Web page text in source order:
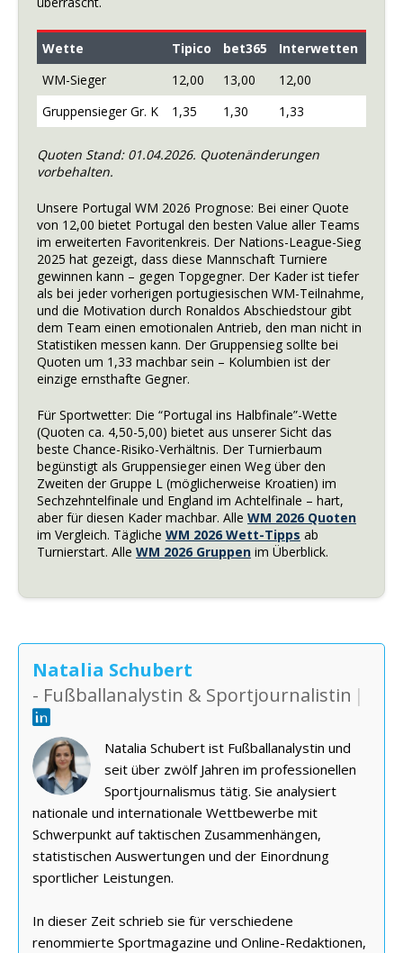
Wette Tipico bet365
Interwetten
WM-Sieger
12,00 13,00
12,00
Gruppensieger Gr. K
1,35 1,30 1,33
Quoten Stand: 01.04.2026. Quotenänderungen
vorbehalten.
Unsere Portugal WM 2026 Prognose: Bei einer Quote
von 12,00 bietet Portugal den besten Value aller Teams
im erweiterten Favoritenkreis. Der Nations-League-Sieg
2025 hat gezeigt, dass diese Mannschaft Turniere
gewinnen kann – gegen Topgegner. Der Kader ist tiefer
als bei jeder vorherigen portugiesischen WM-Teilnahme,
und die Motivation durch Ronaldos Abschiedstour gibt
dem Team einen emotionalen Antrieb, den man nicht in
Statistiken messen kann. Der Gruppensieg sollte bei
Quoten um 1,33 machbar sein – Kolumbien ist der
einzige ernsthafte Gegner.
Für Sportwetter: Die “Portugal ins Halbfinale”-Wette
(Quoten ca. 4,50-5,00) bietet aus unserer Sicht das
beste Chance-Risiko-Verhältnis. Der Turnierbaum
begünstigt als Gruppensieger einen Weg über den
Zweiten der Gruppe L (möglicherweise Kroatien) im
Sechzehntelfinale und England im Achtelfinale – hart,
aber für diesen Kader machbar. Alle WM 2026 Quoten
im Vergleich. Tägliche WM 2026 Wett-Tipps ab
Turnierstart. Alle WM 2026 Gruppen im Überblick.
Natalia Schubert
- Fußballanalystin & Sportjournalistin |
Natalia Schubert ist Fußballanalystin und
seit über zwölf Jahren im professionellen
Sportjournalismus tätig. Sie analysiert
nationale und internationale Wettbewerbe mit
Schwerpunkt auf taktischen Zusammenhängen,
statistischen Auswertungen und der Einordnung
sportlicher Leistungen.
In dieser Zeit schrieb sie für verschiedene
renommierte Sportmagazine und Online-Redaktionen,